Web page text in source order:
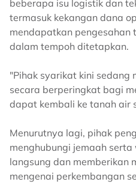
beberapa isu logistik dan
termasuk kekangan dana
mendapatkan pengesahan
dalam tempoh ditetapkan.
"Pihak syarikat kini sedang
secara berperingkat bagi
dapat kembali ke tanah air
Menurutnya lagi, pihak
menghubungi jemaah
langsung dan memberikan
mengenai perkembangan